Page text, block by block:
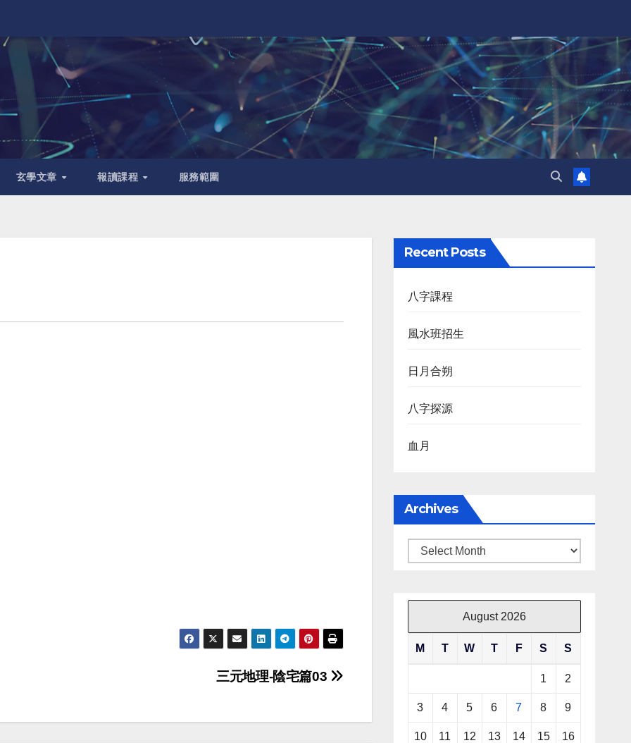
玄學文章 報讀課程 服務範圍
三元地理-陰宅篇03
Recent Posts
八字課程
風水班招生
日月合朔
八字探源
血月
Archives
Archives
August 2026
M T W T F S S
1 2
3 4 5 6 7 8 9
10 11 12 13 14 15 16